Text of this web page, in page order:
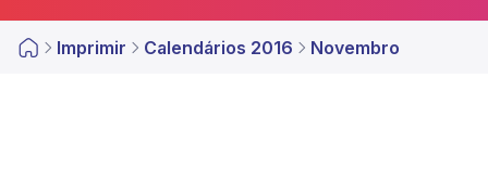
Imprimir Calendários 2016 Novembro